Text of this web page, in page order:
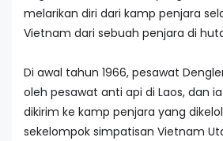
melarikan diri dari kamp penjara
Vietnam dari sebuah penjara di
Di awal tahun 1966, pesawat
oleh pesawat anti api di Laos, dan
dikirim ke kamp penjara yang
sekelompok simpatisan Vietnam